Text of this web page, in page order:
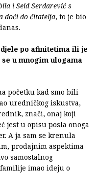
i Seid Serdarević s
doći do čitatelja, to je bio
po afinitetima ili je
u mnogim ulogama
početku kad smo bili
uredničkog iskustva,
znači, onaj koji
jest u opisu posla onoga
A ja sam se krenula
prodajnim aspektima
samostalnog
imao ideju o